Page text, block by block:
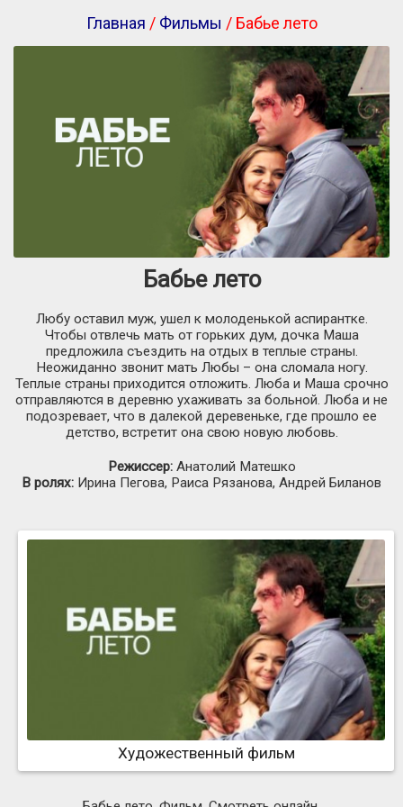
Главная / Фильмы / Бабье лето
Бабье лето
Любу оставил муж, ушел к молоденькой аспирантке.
Чтобы отвлечь мать от горьких дум, дочка Маша
предложила съездить на отдых в теплые страны.
Неожиданно звонит мать Любы – она сломала ногу.
Теплые страны приходится отложить. Люба и Маша срочно
отправляются в деревню ухаживать за больной. Люба и не
подозревает, что в далекой деревеньке, где прошло ее
детство, встретит она свою новую любовь.
Режиссер:Анатолий Матешко
В ролях: Ирина Пегова, Раиса Рязанова, Андрей Биланов
Художественный фильм